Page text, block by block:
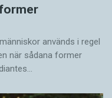
används i regel
när sådana ­former